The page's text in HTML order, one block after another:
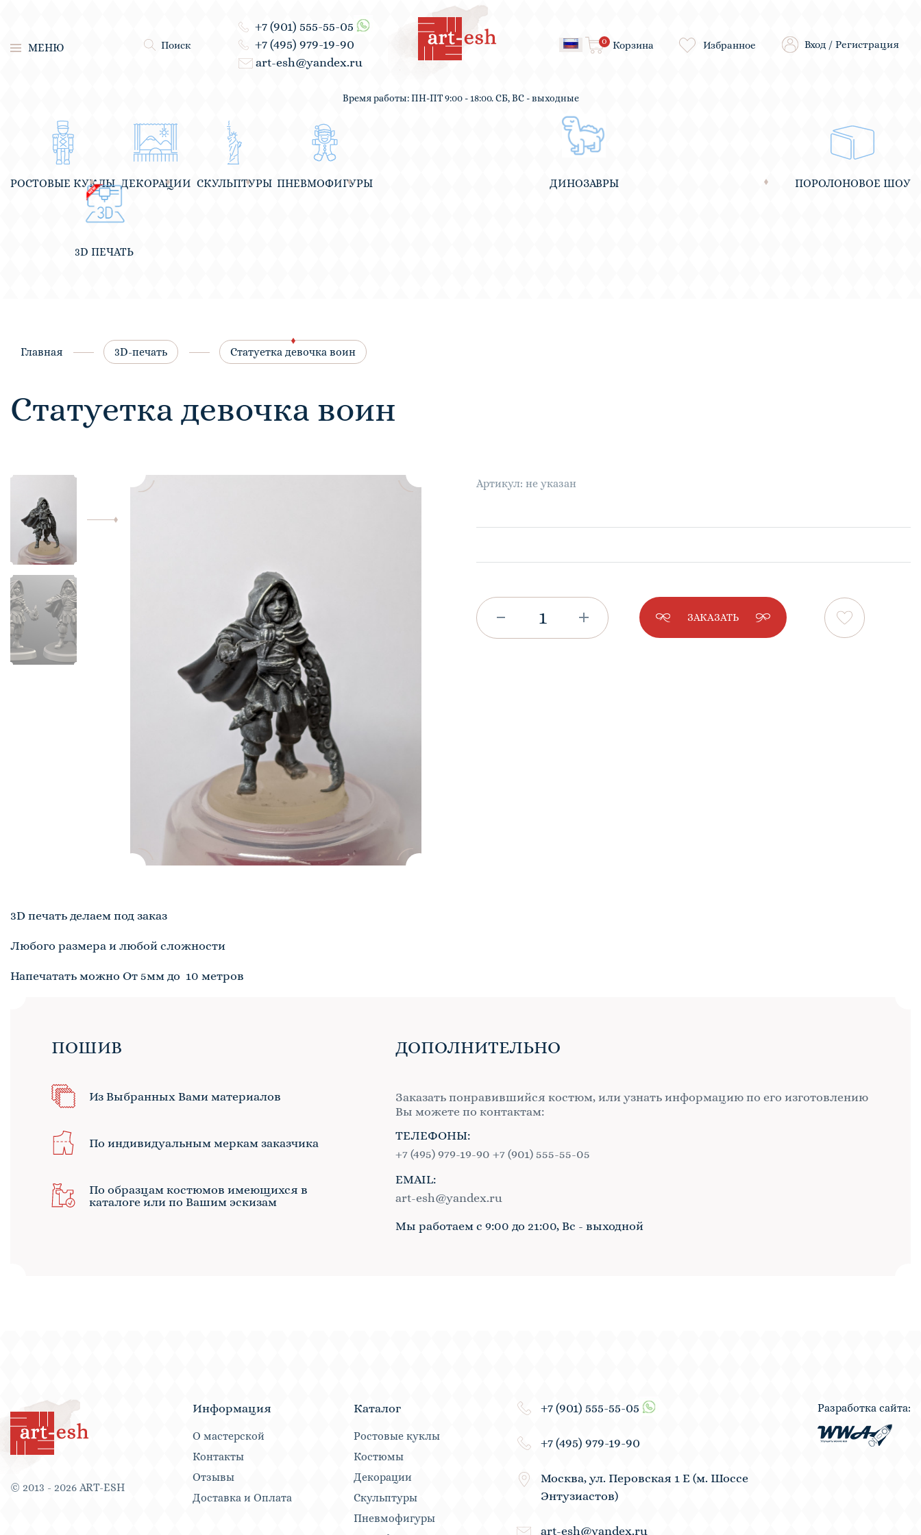
МЕНЮ Поиск
+7 (901) 555-55-05
+7 (495) 979-19-90
art-esh@yandex.ru
Корзина
0 Избранное Вход / Регистрация
Время работы: ПН-ПТ 9:00 - 18:00. СБ, ВС - выходные
РОСТОВЫЕ КУКЛЫ ДЕКОРАЦИИ СКУЛЬПТУРЫ ПНЕВМОФИГУРЫ ДИНОЗАВРЫ ПОРОЛОНОВОЕ ШОУ
3D ПЕЧАТЬ
Главная 3D-печать Статуетка девочка воин
Статуетка девочка воин
Артикул: не указан
ЗАКАЗАТЬ
3D печать делаем под заказ
Любого размера и любой сложности
Напечатать можно От 5мм до 10 метров
ПОШИВ
Из Выбранных Вами материалов
По индивидуальным меркам заказчика
По образцам костюмов имеющихся в
каталоге или по Вашим эскизам
ДОПОЛНИТЕЛЬНО
Заказать понравившийся костюм, или узнать информацию по его изготовлению
Вы можете по контактам:
ТЕЛЕФОНЫ:
+7 (495) 979-19-90 +7 (901) 555-55-05
EMAIL:
art-esh@yandex.ru
Мы работаем с 9:00 до 21:00, Вс - выходной
© 2013 - 2026 ART-ESH
Информация
О мастерской
Контакты
Отзывы
Доставка и Оплата
Каталог
Ростовые куклы
Костюмы
Декорации
Скульптуры
Пневмофигуры
+7 (901) 555-55-05
+7 (495) 979-19-90
Москва, ул. Перовская 1 Е (м. Шоссе
Энтузиастов)
art-esh@yandex.ru
Разработка сайта: